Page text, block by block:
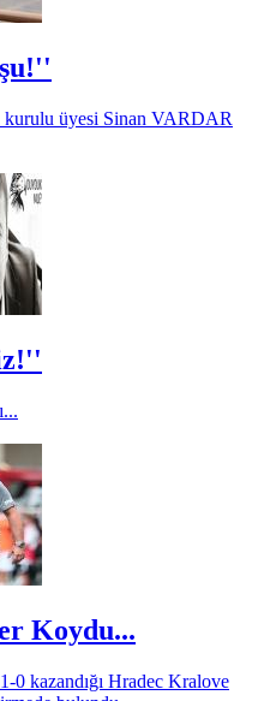
üyesi Sinan VARDAR
Koydu...
0 kazandığı Hradec Kralove